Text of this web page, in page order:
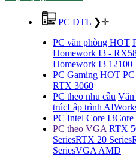
PC DTL ❯✛
PC văn phòng HOT
Homework I3 -
Homework I3 12100
PC Gaming HOT
RTX 3060
PC theo nhu cầu Văn
trúcLập trình AI
PC Intel Core I3Core
PC theo VGA RTX
SeriesRTX 20 Series
SeriesVGA AMD